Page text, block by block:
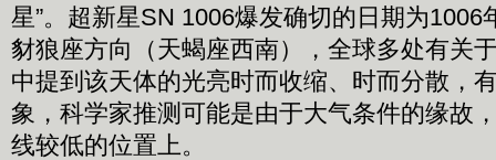
星”。超新星SN 1006爆发确切的日期为1006
豺狼座方向（天蝎座西南），全球多处有关
中提到该天体的光亮时而收缩、时而分散，
象，科学家推测可能是由于大气条件的缘故
线较低的位置上。